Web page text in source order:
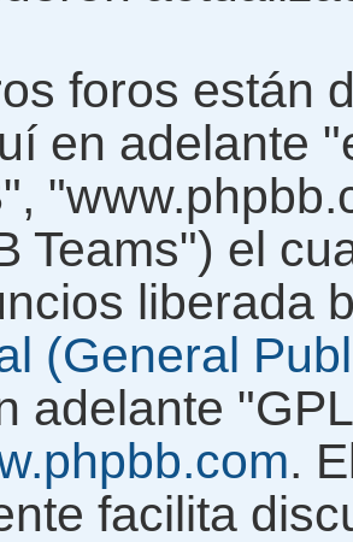
foros están
en adelante
Teams") el
liberada
(General
adelante
.
facilita